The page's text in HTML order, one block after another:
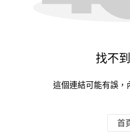
找不
這個連結可能有誤，
首